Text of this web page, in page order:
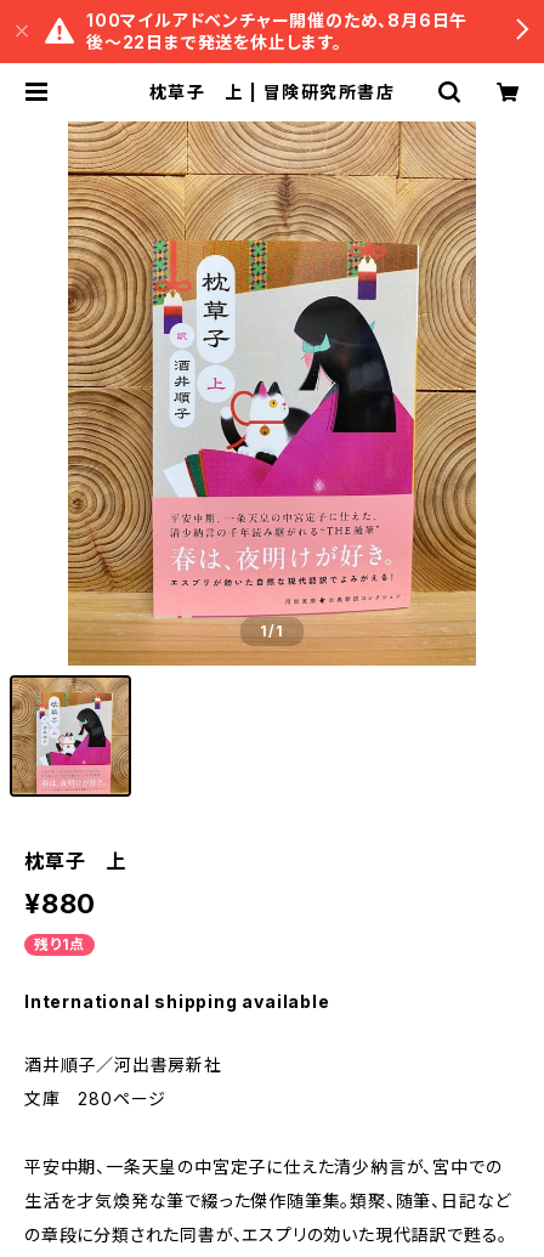
100マイルアドベンチャー開催のため、8月6日午
後〜22日まで発送を休止します。
枕草子 上 | 冒険研究所書店
1/1
枕草子 上
¥880
残り1点
International shipping available
酒井順子／河出書房新社
文庫 280ページ
平安中期、一条天皇の中宮定子に仕えた清少納言が、宮中での
生活を才気煥発な筆で綴った傑作随筆集。類聚、随筆、日記など
の章段に分類された同書が、エスプリの効いた現代語訳で甦る。